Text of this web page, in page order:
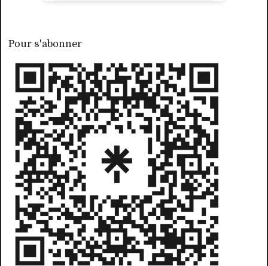
Pour s'abonner